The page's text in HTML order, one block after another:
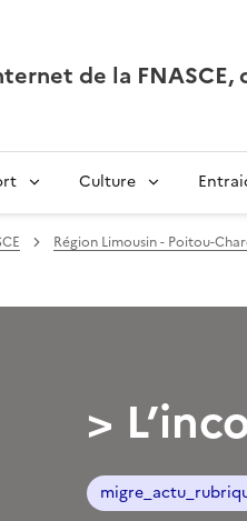
de la FNASCE,
Culture
Région Limousin - Poitou-
>